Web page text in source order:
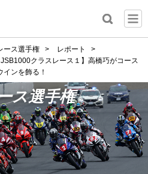
ース選手権 > レポート
>
クラスレース１】高橋巧がコース
ンを飾る！
ス選手権